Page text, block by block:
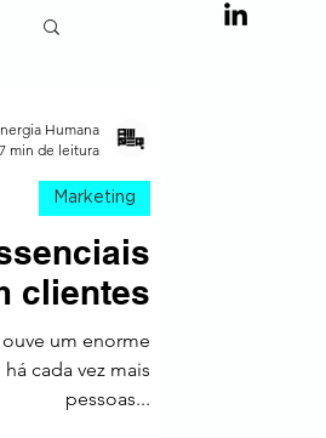
clientes
um enorme
cada vez mais
pessoas...
Marketing
Humana
7 min de leitura